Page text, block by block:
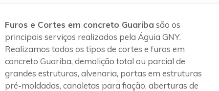
Furos e Cortes em concreto Guariba são os
principais serviços realizados pela Águia GNY.
Realizamos todos os tipos de cortes e furos em
concreto Guariba, demolição total ou parcial de
grandes estruturas, alvenaria, portas em estruturas
pré-moldadas, canaletas para fiação, aberturas de